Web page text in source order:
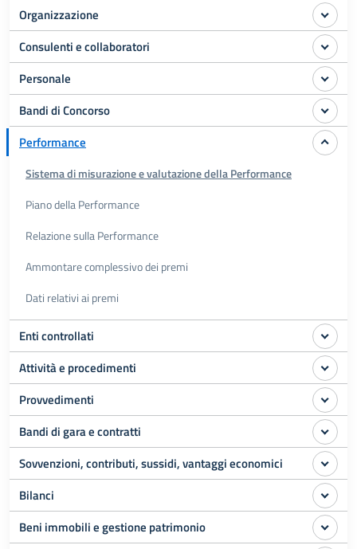
Organizzazione
Consulenti e collaboratori
Personale
Bandi di Concorso
Performance
Sistema di misurazione e valutazione della Performance
Piano della Performance
Relazione sulla Performance
Ammontare complessivo dei premi
Dati relativi ai premi
Enti controllati
Attività e procedimenti
Provvedimenti
Bandi di gara e contratti
Sovvenzioni, contributi, sussidi, vantaggi economici
Bilanci
Beni immobili e gestione patrimonio